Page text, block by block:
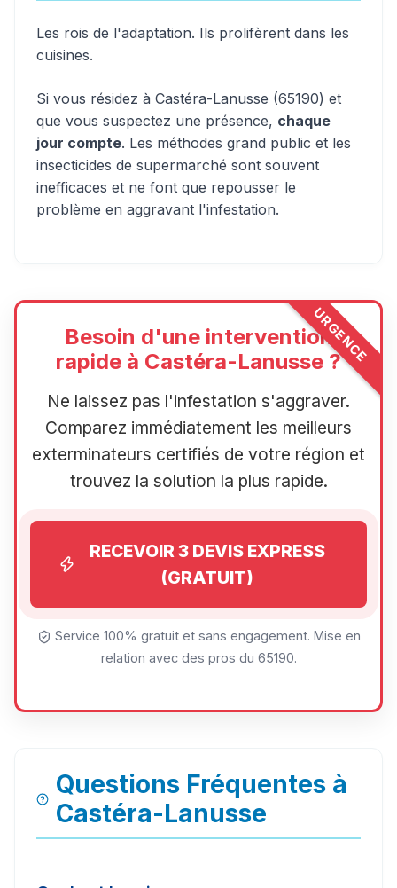
Les rois de l'adaptation. Ils prolifèrent dans les
cuisines.
Si vous résidez à Castéra-Lanusse (65190) et
que vous suspectez une présence, chaque
jour compte. Les méthodes grand public et les
insecticides de supermarché sont souvent
inefficaces et ne font que repousser le
problème en aggravant l'infestation.
URGENCE
Besoin d'une intervention
rapide à Castéra-Lanusse ?
Ne laissez pas l'infestation s'aggraver.
Comparez immédiatement les meilleurs
exterminateurs certifiés de votre région et
trouvez la solution la plus rapide.
RECEVOIR 3 DEVIS EXPRESS
(GRATUIT)
Service 100% gratuit et sans engagement. Mise en
relation avec des pros du 65190.
Questions Fréquentes à
Castéra-Lanusse